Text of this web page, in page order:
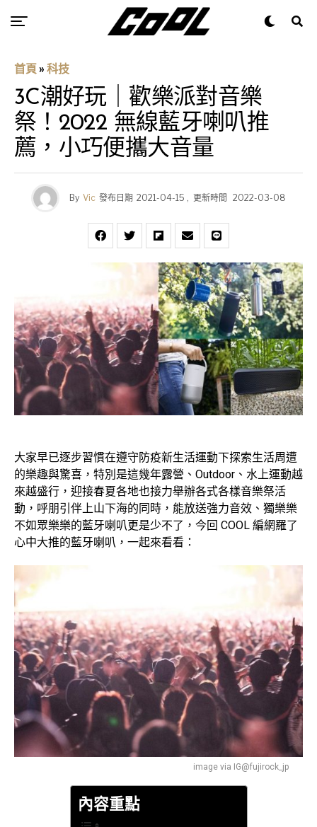
首頁 » 科技
3C潮好玩｜歡樂派對音樂
祭！2022 無線藍牙喇叭推
薦，小巧便攜大音量
By Vic 發布日期 2021-04-15 , 更新時間 2022-03-08
大家早已逐步習慣在遵守防疫新生活運動下探索生活周遭
的樂趣與驚喜，特別是這幾年露營、Outdoor、水上運動越
來越盛行，迎接春夏各地也接力舉辦各式各樣音樂祭活
動，呼朋引伴上山下海的同時，能放送強力音效、獨樂樂
不如眾樂樂的藍牙喇叭更是少不了，今回 COOL 編網羅了
心中大推的藍牙喇叭，一起來看看：
image via IG@fujirock_jp
內容重點